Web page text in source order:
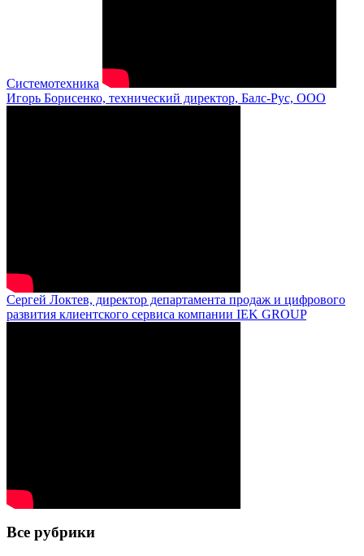
Системотехника
Игорь Борисенко, технический директор, Балс-Рус, ООО
Сергей Локтев, директор департамента продаж и цифрового
развития клиентского сервиса компании IEK GROUP
Все рубрики